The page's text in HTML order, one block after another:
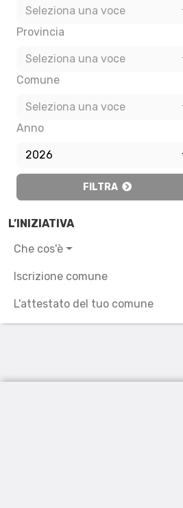
Seleziona una voce
Provincia
Seleziona una voce
Comune
Seleziona una voce
Anno
2026
FILTRA
L’INIZIATIVA
Che cos'è
Iscrizione comune
L'attestato del tuo comune